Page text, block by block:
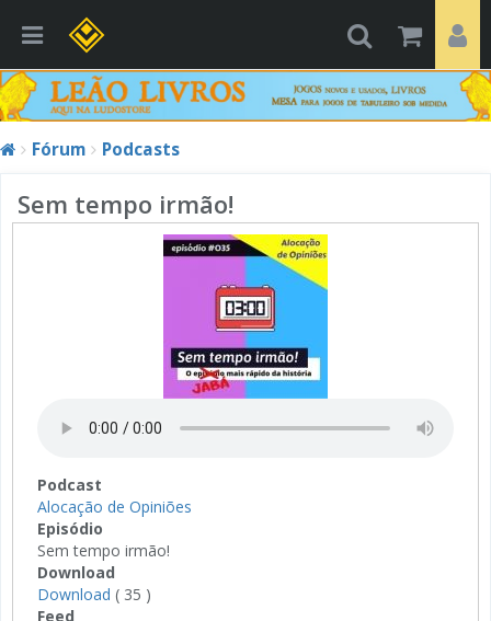
Fórum Podcasts
Sem tempo irmão!
Podcast
Alocação de Opiniões
Episódio
Sem tempo irmão!
Download
Download ( 35 )
Feed